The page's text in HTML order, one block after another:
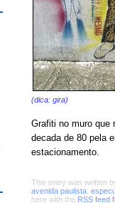
(dica: gira)
Grafiti no muro que
decada de 80 pela
estacionamento.
This entry was written
avenida paulista
here with the RSS feed